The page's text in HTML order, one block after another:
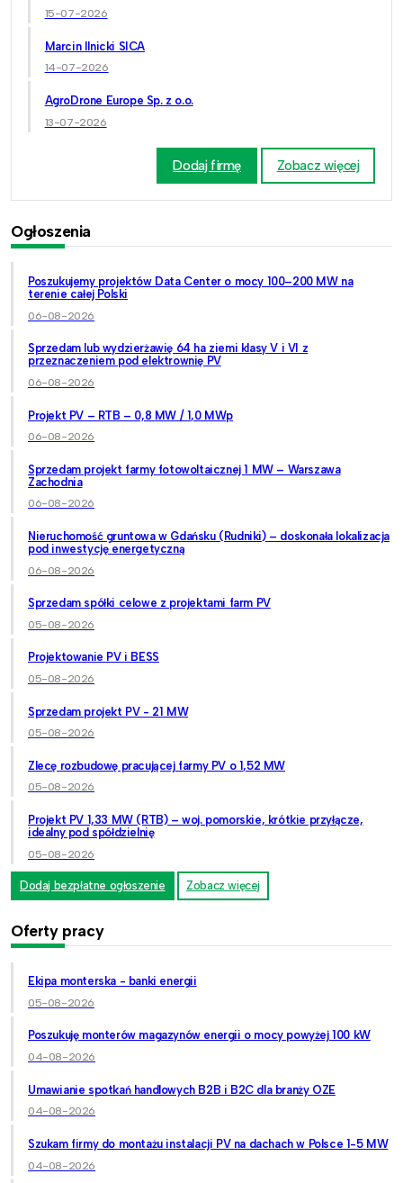
15-07-2026
Marcin Ilnicki SICA
14-07-2026
AgroDrone Europe Sp. z o.o.
13-07-2026
Dodaj firmę Zobacz więcej
Ogłoszenia
Poszukujemy projektów Data Center o mocy 100–200 MW na
terenie całej Polski
06-08-2026
Sprzedam lub wydzierżawię 64 ha ziemi klasy V i VI z
przeznaczeniem pod elektrownię PV
06-08-2026
Projekt PV – RTB – 0,8 MW / 1,0 MWp
06-08-2026
Sprzedam projekt farmy fotowoltaicznej 1 MW – Warszawa
Zachodnia
06-08-2026
Nieruchomość gruntowa w Gdańsku (Rudniki) – doskonała lokalizacja
pod inwestycję energetyczną
06-08-2026
Sprzedam spółki celowe z projektami farm PV
05-08-2026
Projektowanie PV i BESS
05-08-2026
Sprzedam projekt PV - 21 MW
05-08-2026
Zlecę rozbudowę pracującej farmy PV o 1,52 MW
05-08-2026
Projekt PV 1,33 MW (RTB) – woj. pomorskie, krótkie przyłącze,
idealny pod spółdzielnię
05-08-2026
Dodaj bezpłatne ogłoszenie Zobacz więcej
Oferty pracy
Ekipa monterska - banki energii
05-08-2026
Poszukuję monterów magazynów energii o mocy powyżej 100 kW
04-08-2026
Umawianie spotkań handlowych B2B i B2C dla branży OZE
04-08-2026
Szukam firmy do montażu instalacji PV na dachach w Polsce 1-5 MW
04-08-2026